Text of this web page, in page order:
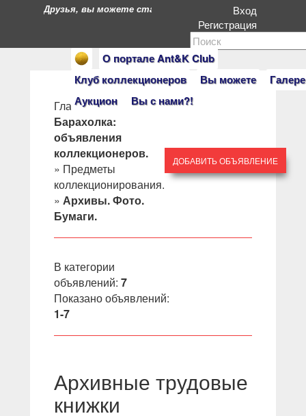
О портале Ant&K Club
Клуб коллекционеров
Вы можете
Аукцион
Вы с нами?!
Друзья, вы можете стать героями нашего портала.
Вход
Регистрация
Главная»
Барахолка:
объявления
коллекционеров.
» Предметы
коллекционирования.
» Архивы. Фото.
Бумаги.
ДОБАВИТЬ ОБЪЯВЛЕНИЕ
В категории
объявлений: 7
Показано объявлений:
1-7
Архивные трудовые
книжки